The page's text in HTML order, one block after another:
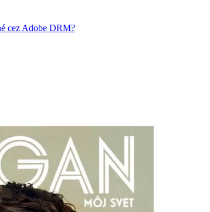
cez Adobe DRM?